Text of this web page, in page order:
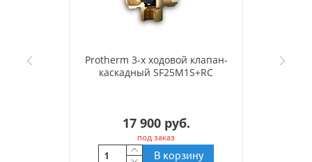
Protherm 3-х ходовой клапан-
каскадный SF25M1S+RC
17 900 руб.
под заказ
В корзину